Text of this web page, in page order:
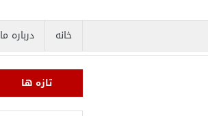
خانه درباره ما
تازه ها